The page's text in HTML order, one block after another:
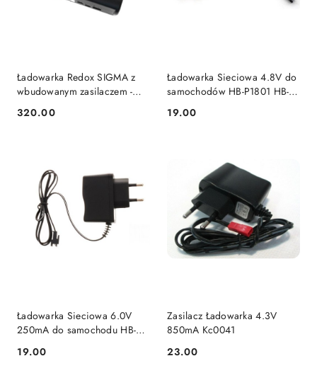
Ładowarka Redox SIGMA z
wbudowanym zasilaczem -
kolorowy dotykowy
wyświetlacz
Cena:
320.00
Ładowarka Sieciowa 4.8V do
samochodów HB-P1801 HB-
P1802 HB-P1803 4,8V
Cena:
19.00
Ładowarka Sieciowa 6.0V
250mA do samochodu HB-
Cena:
19.00
Zasilacz Ładowarka 4.3V
850mA Kc0041
Cena:
23.00